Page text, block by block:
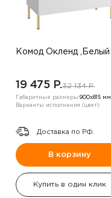
Комод Окленд ,Белый
19 475 P.32 134 P.
Габаритные размеры:900х815 мм
Варианты исполнения (цвет):
Доставка по РФ.
В корзину
Купить в один клик